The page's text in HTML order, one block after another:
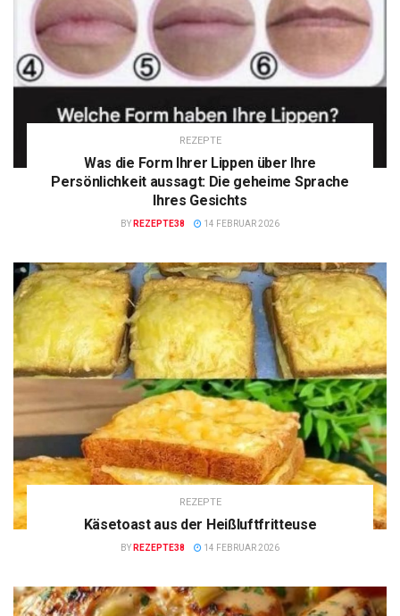
REZEPTE
Was die Form Ihrer Lippen über Ihre
Persönlichkeit aussagt: Die geheime Sprache
Ihres Gesichts
BY REZEPTE38 14 FEBRUAR 2026
REZEPTE
Käsetoast aus der Heißluftfritteuse
BY REZEPTE38 14 FEBRUAR 2026